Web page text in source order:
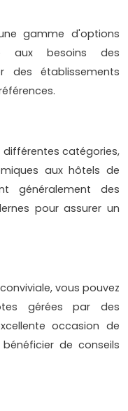
gamme d'options
aux besoins des
des établissements
catégories,
aux hôtels de
généralement des
pour assurer un
vous pouvez
gérées par des
occasion de
de conseils